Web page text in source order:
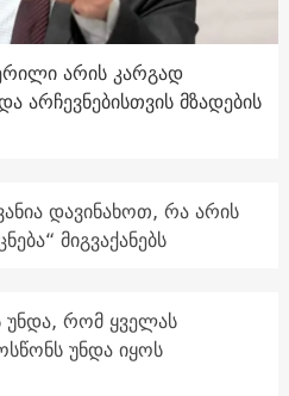
არის კარგად
არჩევნებისთვის მზადების
დავინახოთ, რა არის
მიგვაქანებს
რომ ყველას
უნდა იყოს